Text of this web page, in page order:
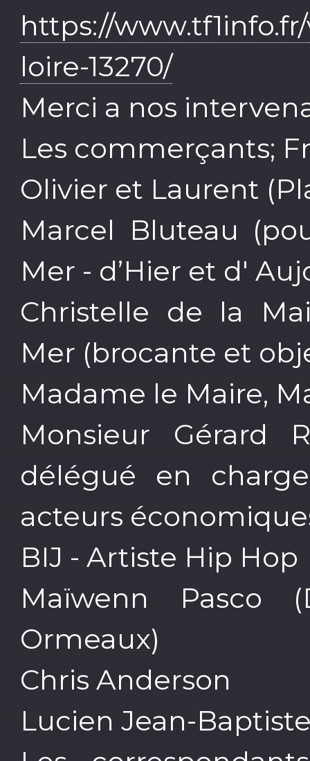
https://
loire-13270/
Merci a nos
Les commerçants;
Olivier et Laurent
Marcel Bluteau
Mer - d’Hier et d'
Christelle de la
Mer (brocante et
Madame le Maire,
Monsieur Gérard
délégué en
acteurs
BIJ - Artiste Hip Hop
Maïwenn Pasco
Ormeaux)
Chris Anderson
Lucien Jean-